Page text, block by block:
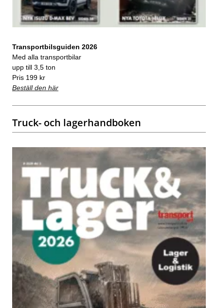
Transportbilsguiden 2026
Med alla transportbilar
upp till 3,5 ton
Pris 199 kr
Beställ den här
Truck- och lagerhandboken